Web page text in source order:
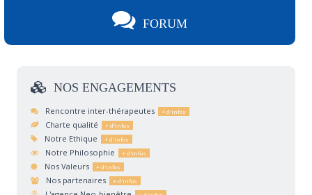
FORUM
NOS ENGAGEMENTS
Rencontre inter-thérapeutes
Charte qualité
Notre Ethique
Notre Philosophie
Nos Valeurs
Nos partenaires